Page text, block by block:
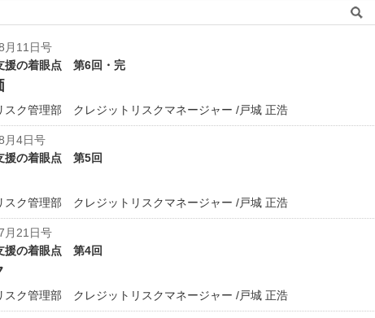
月11日号
援の着眼点 第6回・完
ク管理部 クレジットリスクマネージャー /戸城 正浩
月4日号
援の着眼点 第5回
ク管理部 クレジットリスクマネージャー /戸城 正浩
月21日号
援の着眼点 第4回
ク管理部 クレジットリスクマネージャー /戸城 正浩